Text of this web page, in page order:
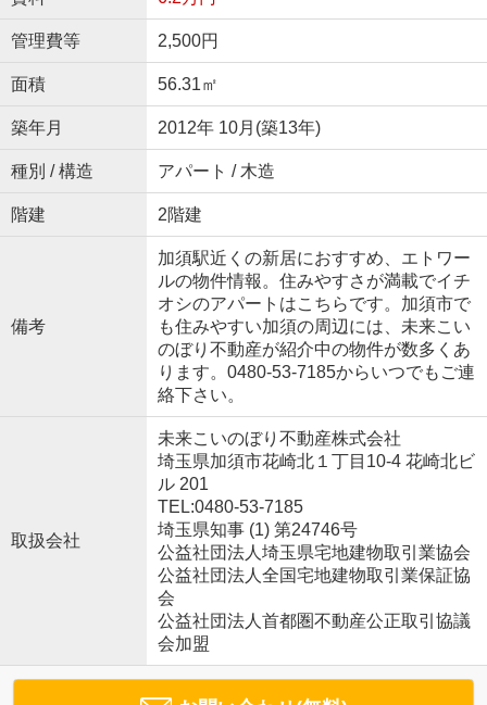
管理費等 2,500円
面積 56.31㎡
築年月 2012年 10月(築13年)
種別 / 構造 アパート / 木造
階建 2階建
備考
加須駅近くの新居におすすめ、エトワー
ルの物件情報。住みやすさが満載でイチ
オシのアパートはこちらです。加須市で
も住みやすい加須の周辺には、未来こい
のぼり不動産が紹介中の物件が数多くあ
ります。0480-53-7185からいつでもご連
絡下さい。
取扱会社
未来こいのぼり不動産株式会社
埼玉県加須市花崎北１丁目10-4 花崎北ビ
ル 201
TEL:0480-53-7185
埼玉県知事 (1) 第24746号
公益社団法人埼玉県宅地建物取引業協会
公益社団法人全国宅地建物取引業保証協
会
公益社団法人首都圏不動産公正取引協議
会加盟